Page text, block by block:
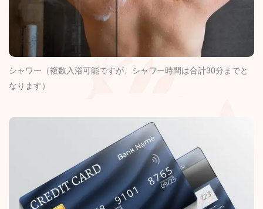
シャワー（複数入浴可能ですが、シャワー時間は合計30分までと
なります）